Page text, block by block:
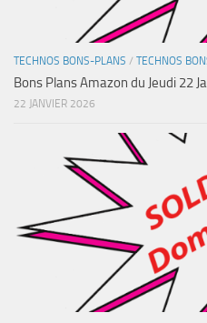
TECHNOS BONS-PLANS / TECHNOS
Bons Plans Amazon du Jeudi 22
22 JANVIER 2026